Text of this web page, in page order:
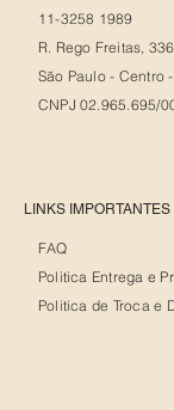
11-3258 1989
R. Rego Freitas, 336
São Paulo - Centro
CNPJ 02.965.695/
LINKS IMPORTANTES
FAQ
Politica Entrega e
Politica de Troca e